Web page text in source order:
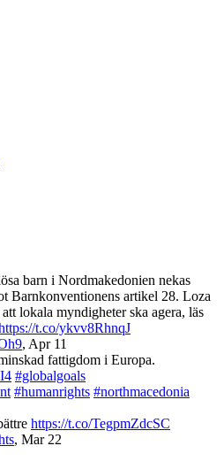
barn i Nordmakedonien nekas
Barnkonventionens artikel 28. Loza
lokala myndigheter ska agera, läs
t.co/ykvv8RhnqJ
, Apr 11
fattigdom i Europa.
#globalgoals
#humanrights #northmacedonia
https://t.co/TegpmZdcSC
, Mar 22